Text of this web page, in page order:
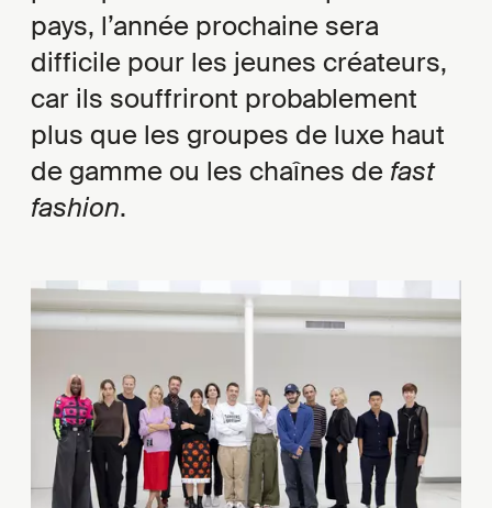
pays, l’année prochaine sera
difficile pour les jeunes créateurs,
car ils souffriront probablement
plus que les groupes de luxe haut
de gamme ou les chaînes de fast
fashion.